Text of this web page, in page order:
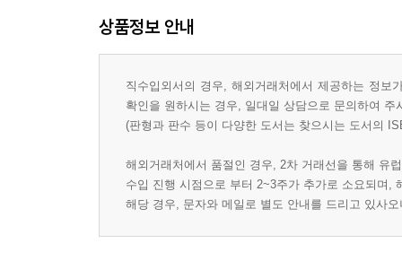
상품정보 안내
직수입외서의 경우, 해외거래처에서 제공하는 정
확인을 원하시는 경우, 일대일 상담으로 문의하여 주
(판형과 판수 등이 다양한 도서는 찾으시는 도서의
해외거래처에서 품절인 경우, 2차 거래선을 통해 유
수입 진행 시점으로 부터 2~3주가 추가로 소요되며,
해당 경우, 문자와 메일로 별도 안내를 드리고 있사